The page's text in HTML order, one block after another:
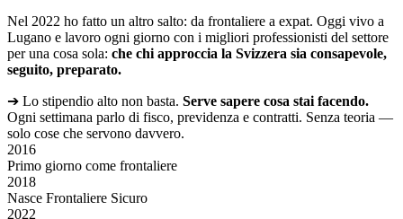
Nel 2022 ho fatto un altro salto: da frontaliere a expat. Oggi vivo a
Lugano e lavoro ogni giorno con i migliori professionisti del settore
per una cosa sola: che chi approccia la Svizzera sia consapevole,
seguito, preparato.
➔ Lo stipendio alto non basta. Serve sapere cosa stai facendo.
Ogni settimana parlo di fisco, previdenza e contratti. Senza teoria —
solo cose che servono davvero.
2016
Primo giorno come frontaliere
2018
Nasce Frontaliere Sicuro
2022